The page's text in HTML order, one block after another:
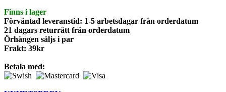
Finns i lager
Förväntad leveranstid: 1-5 arbetsdagar från orderdatum
21 dagars returrätt från orderdatum
Örhängen säljs i par
Frakt: 39kr
Betala med: